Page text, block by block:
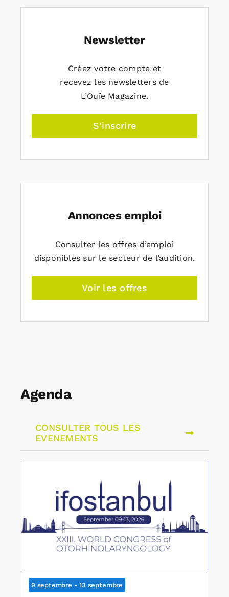
Newsletter
Créez votre compte et
recevez les newsletters de
L’Ouïe Magazine.
S’inscrire
Annonces emploi
Consulter les offres d’emploi
disponibles sur le secteur de l’audition.
Voir les offres
Agenda
CONSULTER TOUS LES
EVENEMENTS
9 septembre -13 septembre